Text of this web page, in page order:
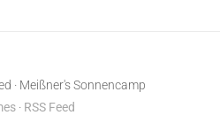
· Meißner's Sonnencamp
· RSS Feed